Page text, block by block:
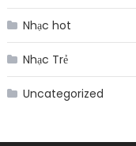
Nhạc hot
Nhạc Trẻ
Uncategorized